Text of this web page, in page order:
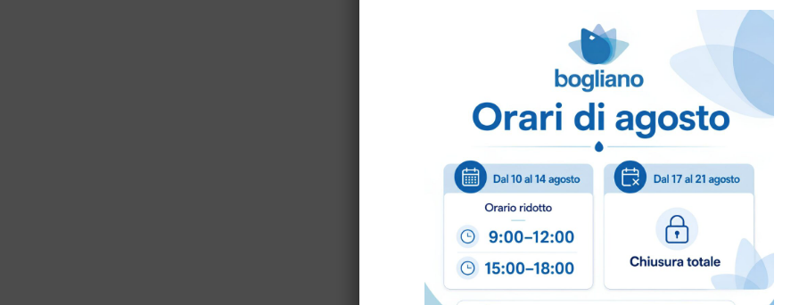
Come
Puoi ordinare chiamando
info@bogliano.it
Per ogni informazione